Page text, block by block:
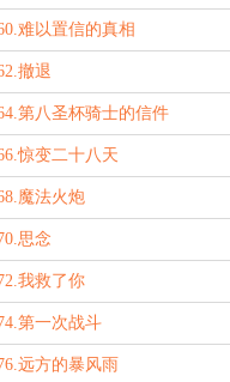
难以置信的真相
撤退
第八圣杯骑士的信件
惊变二十八天
魔法火炮
思念
我救了你
第一次战斗
远方的暴风雨